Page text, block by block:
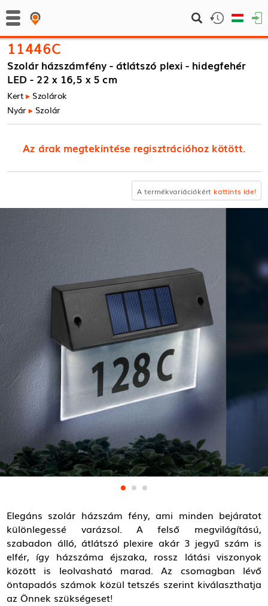
11446C
Szolár házszámfény - átlátszó plexi - hidegfehér
LED - 22 x 16,5 x 5 cm
Kert Szolárok
Nyár Szolár
Az árak megtekintése regisztrációhoz kötött.
A termékvariációkért kattints ide!
Elegáns szolár házszám fény, ami minden bejáratot
különlegessé varázsol. A felső megvilágítású,
szabadon álló, átlátszó plexire akár 3 jegyű szám is
elfér, így házszáma éjszaka, rossz látási viszonyok
között is leolvasható marad. Az csomagban lévő
öntapadós számok közül tetszés szerint kiválaszthatja
az Önnek szükségeset!